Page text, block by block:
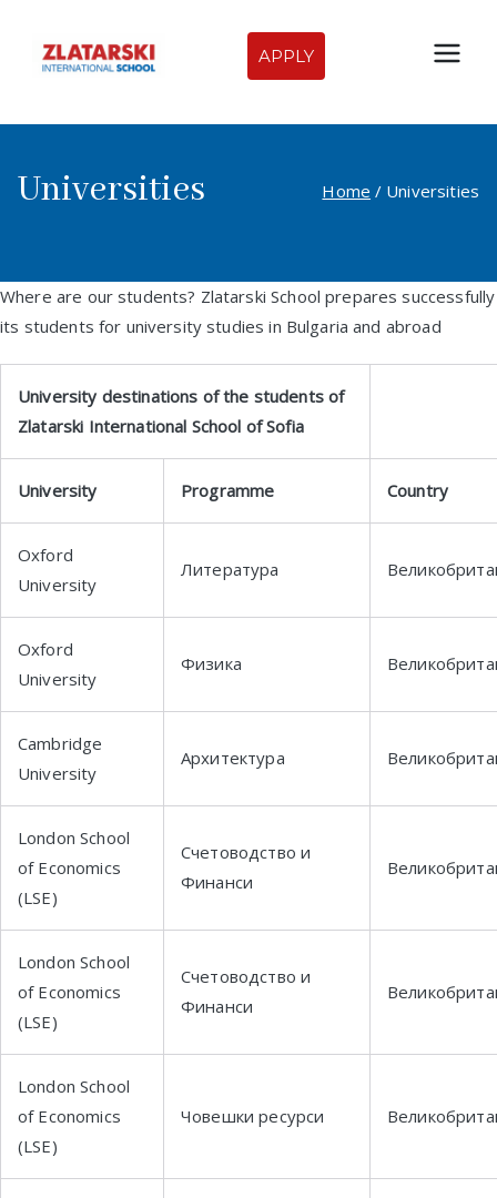
content
Zlatarski
International
School of
APPLY
Universities Home Universities
Where are our students? Zlatarski School prepares successfully
its students for university studies in Bulgaria and abroad
University destinations of the students of
Zlatarski International School of Sofia
University Programme Country
Oxford
University
Литература
Oxford
University
Физика
Cambridge
University
Архитектура
London School
of Economics
(LSE)
Счетоводство и
Финанси
London School
of Economics
(LSE)
Счетоводство и
Финанси
London School
of Economics
(LSE)
Човешки ресурси